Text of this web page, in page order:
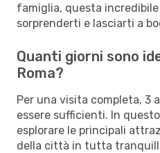
famiglia, questa
sorprenderti e lasciarti a
Quanti giorni sono
Roma?
Per una visita completa, 3
essere sufficienti. In
esplorare le principali
della città in tutta